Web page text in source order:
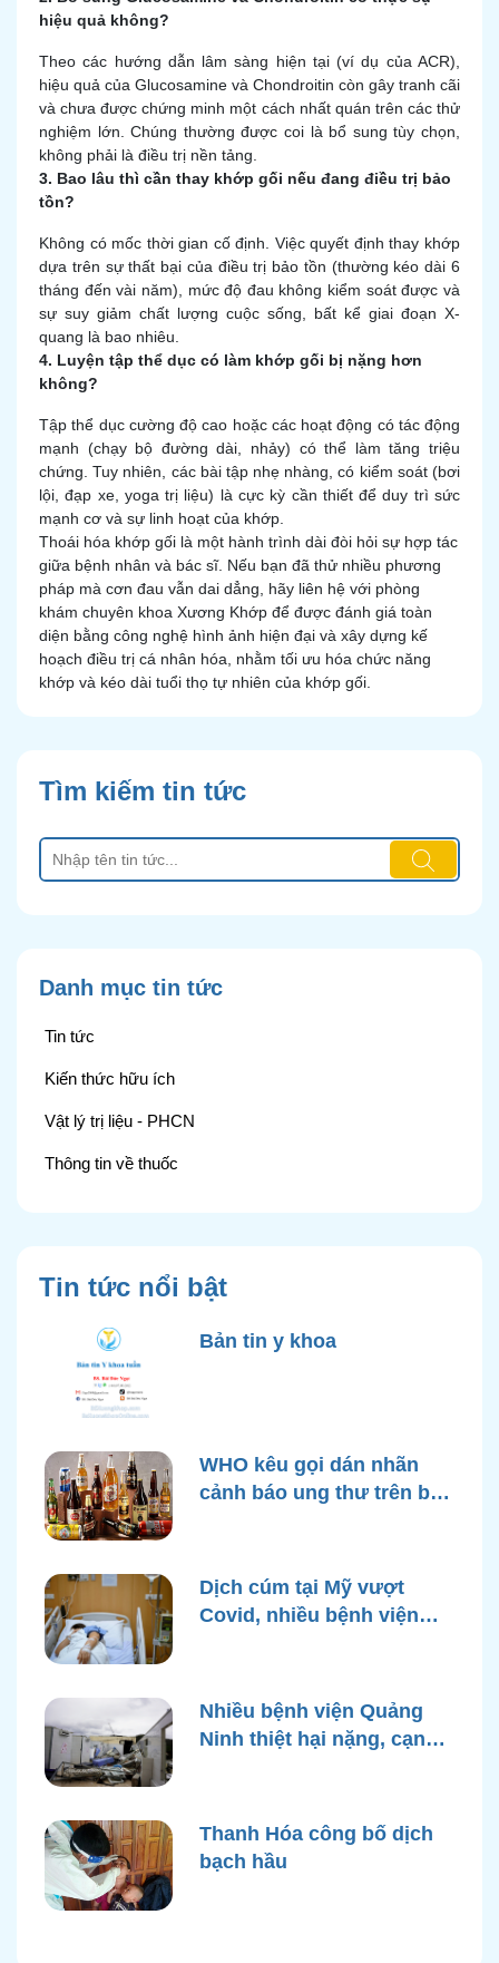
hiệu quả không?
Theo các hướng dẫn lâm sàng hiện tại (ví dụ của ACR),
hiệu quả của Glucosamine và Chondroitin còn gây tranh cãi
và chưa được chứng minh một cách nhất quán trên các thử
nghiệm lớn. Chúng thường được coi là bổ sung tùy chọn,
không phải là điều trị nền tảng.
3. Bao lâu thì cần thay khớp gối nếu đang điều trị bảo
tồn?
Không có mốc thời gian cố định. Việc quyết định thay khớp
dựa trên sự thất bại của điều trị bảo tồn (thường kéo dài 6
tháng đến vài năm), mức độ đau không kiểm soát được và
sự suy giảm chất lượng cuộc sống, bất kể giai đoạn X-
quang là bao nhiêu.
4. Luyện tập thể dục có làm khớp gối bị nặng hơn
không?
Tập thể dục cường độ cao hoặc các hoạt động có tác động
mạnh (chạy bộ đường dài, nhảy) có thể làm tăng triệu
chứng. Tuy nhiên, các bài tập nhẹ nhàng, có kiểm soát (bơi
lội, đạp xe, yoga trị liệu) là cực kỳ cần thiết để duy trì sức
mạnh cơ và sự linh hoạt của khớp.
Thoái hóa khớp gối là một hành trình dài đòi hỏi sự hợp tác
giữa bệnh nhân và bác sĩ. Nếu bạn đã thử nhiều phương
pháp mà cơn đau vẫn dai dẳng, hãy liên hệ với phòng
khám chuyên khoa Xương Khớp để được đánh giá toàn
diện bằng công nghệ hình ảnh hiện đại và xây dựng kế
hoạch điều trị cá nhân hóa, nhằm tối ưu hóa chức năng
khớp và kéo dài tuổi thọ tự nhiên của khớp gối.
Tìm kiếm tin tức
Danh mục tin tức
Tin tức
Kiến thức hữu ích
Vật lý trị liệu - PHCN
Thông tin về thuốc
Tin tức nổi bật
Bản tin y khoa
WHO kêu gọi dán nhãn
cảnh báo ung thư trên bao
Dịch cúm tại Mỹ vượt
Covid, nhiều bệnh viện
Nhiều bệnh viện Quảng
Ninh thiệt hại nặng, cạn
Thanh Hóa công bố dịch
bạch hầu